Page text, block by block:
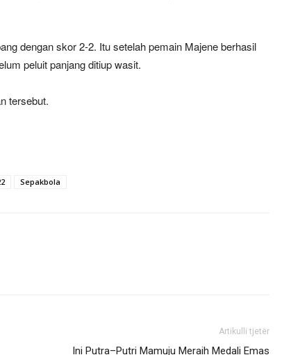
dengan skor 2-2. Itu setelah pemain Majene berhasil
peluit panjang ditiup wasit.
tersebut.
Sepakbola
Artikulli tjetër
Ini Putra–Putri Mamuju Meraih Medali Emas